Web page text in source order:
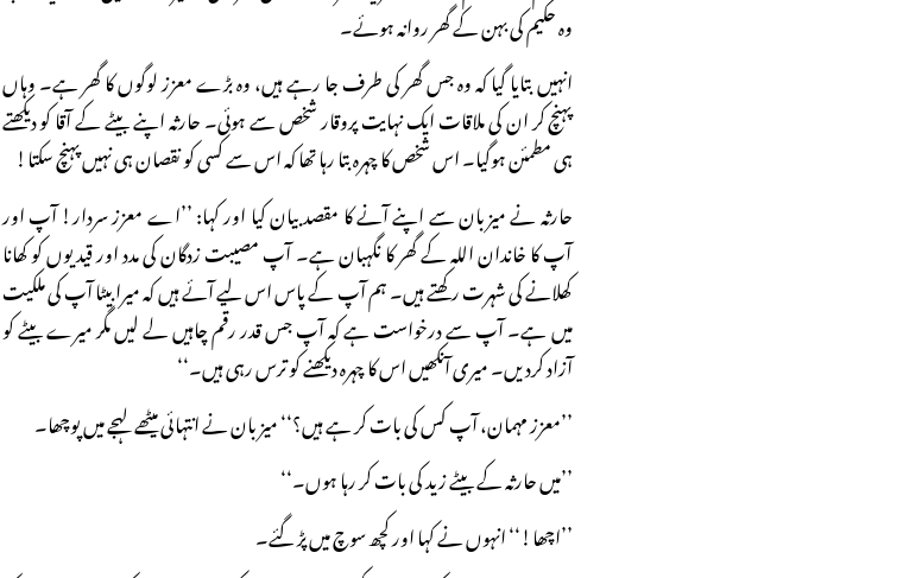
وہ حکیم کی بہن کے گھر روانہ ہوئے۔
انہیں بتایا گیا کہ وہ جس گھر کی طرف جا رہے ہیں، وہ بڑے معزز لوگوں کا گھر ہے۔ وہاں
پہنچ کر ان کی ملاقات ایک نہایت پروقار شخص سے ہوئی۔ حارثہ اپنے بیٹے کے آقا کو دیکھتے
ہی مطمئن ہوگیا۔ اس شخص کا چہرہ بتا رہا تھا کہ اس سے کسی کو نقصان ہی نہیں پہنچ سکتا!
حارثہ نے میزبان سے اپنے آنے کا مقصد بیان کیا اور کہا: ’’اے معزز سردار! آپ اور
آپ کا خاندان اللہ کے گھر کا نگہبان ہے۔ آپ مصیبت زدگان کی مدد اور قیدیوں کو کھانا
کھلانے کی شہرت رکھتے ہیں۔ ہم آپ کے پاس اس لیے آئے ہیں کہ میرا بیٹا آپ کی ملکیت
میں ہے۔ آپ سے درخواست ہے کہ آپ جس قدر رقم چاہیں لے لیں مگر میرے بیٹے کو
آزاد کردیں۔ میری آنکھیں اس کا چہرہ دیکھنے کو ترس رہی ہیں۔‘‘
’’معزز مہمان، آپ کس کی بات کر ہے ہیں؟‘‘ میزبان نے انتہائی میٹھے لہجے میں پوچھا۔
’’میں حارثہ کے بیٹے زید کی بات کر رہا ہوں۔‘‘
’’اچھا!‘‘ انہوں نے کہا اور کچھ سوچ میں پڑ گئے۔